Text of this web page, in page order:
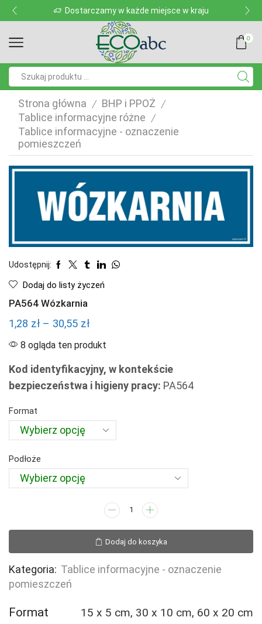
Dostarczamy w każde miejsce w kraju
0
Strona główna / BHP i PPOŻ /
Tablice informacyjne różne /
Tablice informacyjne - oznaczenie
pomieszczeń
Udostępnij:
Dodaj do listy życzeń
PA564 Wózkarnia
1,28 zł – 30,55 złZakres
cen:
1,28 zł
do
8 ogląda ten produkt
Kod identyfikacyjny, w kontekście
bezpieczeństwa i higieny pracy: PA564
Format
Podłoże
ilość
Wózkarnia
Dodaj do koszyka
Kategoria: Tablice informacyjne - oznaczenie
pomieszczeń
Format 15 x 5 cm, 30 x 10 cm, 60 x 20 cm